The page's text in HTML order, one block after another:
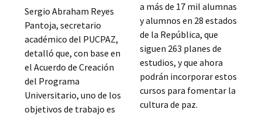
Sergio Abraham Reyes
Pantoja, secretario
académico del PUCPAZ,
detalló que, con base en
el Acuerdo de Creación
del Programa
Universitario, uno de los
objetivos de trabajo es
a más de 17 mil alumnas
y alumnos en 28 estados
de la República, que
siguen 263 planes de
estudios, y que ahora
podrán incorporar estos
cursos para fomentar la
cultura de paz.